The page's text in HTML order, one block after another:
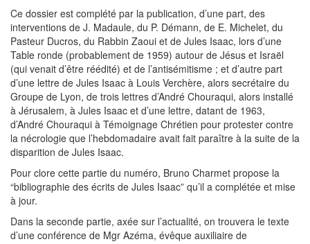
Ce dossier est complété par la publication, d’une part, des
interventions de J. Madaule, du P. Démann, de E. Michelet, du
Pasteur Ducros, du Rabbin Zaoui et de Jules Isaac, lors d’une
Table ronde (probablement de 1959) autour de Jésus et Israël
(qui venait d’être réédité) et de l’antisémitisme ; et d’autre part
d’une lettre de Jules Isaac à Louis Verchère, alors secrétaire du
Groupe de Lyon, de trois lettres d’André Chouraqui, alors installé
à Jérusalem, à Jules Isaac et d’une lettre, datant de 1963,
d’André Chouraqui à Témoignage Chrétien pour protester contre
la nécrologie que l’hebdomadaire avait fait paraître à la suite de la
disparition de Jules Isaac.
Pour clore cette partie du numéro, Bruno Charmet propose la
“bibliographie des écrits de Jules Isaac” qu’il a complétée et mise
à jour.
Dans la seconde partie, axée sur l’actualité, on trouvera le texte
d’une conférence de Mgr Azéma, évêque auxiliaire de